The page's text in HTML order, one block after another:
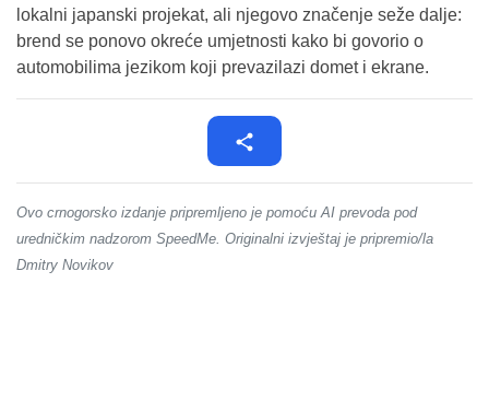
lokalni japanski projekat, ali njegovo značenje seže dalje:
brend se ponovo okreće umjetnosti kako bi govorio o
automobilima jezikom koji prevazilazi domet i ekrane.
Ovo crnogorsko izdanje pripremljeno je pomoću AI prevoda pod
uredničkim nadzorom SpeedMe. Originalni izvještaj je pripremio/la
Dmitry Novikov